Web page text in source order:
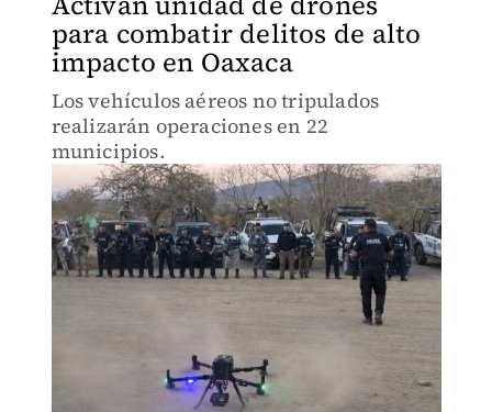
para combatir delitos de alto
impacto en Oaxaca
Los vehículos aéreos no tripulados
realizarán operaciones en 22
municipios.